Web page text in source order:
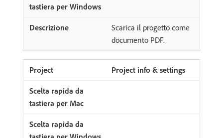
Scarica il progetto come
documento PDF.
Project info & settings